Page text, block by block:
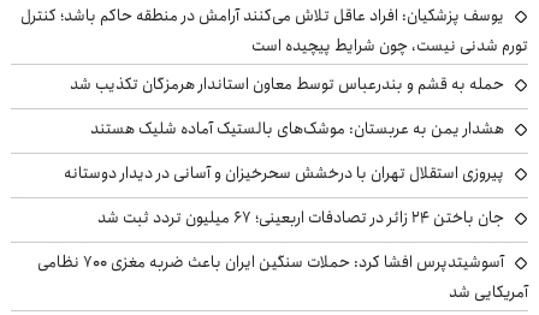
یوسف پزشکیان: افراد عاقل تلاش می‌کنند آرامش در منطقه حاکم باشد؛ کنترل
تورم شدنی نیست، چون شرایط پیچیده است
حمله به قشم و بندرعباس توسط معاون استاندار هرمزگان تکذیب شد
هشدار یمن به عربستان: موشک‌های بالستیک آماده شلیک هستند
پیروزی استقلال تهران با درخشش سحرخیزان و آسانی در دیدار دوستانه
جان باختن ۲۴ زائر در تصادفات اربعینی؛ ۶۷ میلیون تردد ثبت شد
آسوشیتدپرس افشا کرد: حملات سنگین ایران باعث ضربه مغزی ۷۰۰ نظامی
آمریکایی شد